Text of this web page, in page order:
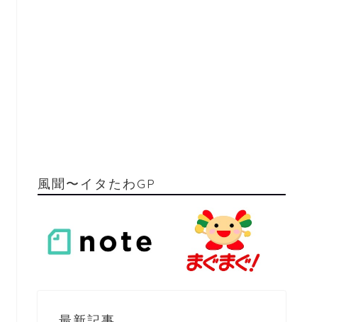
風聞〜イタたわGP